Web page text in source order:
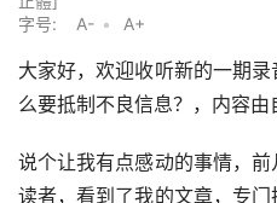
字号:
A- • A+
大家好，欢迎收听新的一期
么要抵制不良信息？，内容由
说个让我有点感动的事情，
读者，看到了我的文章，专